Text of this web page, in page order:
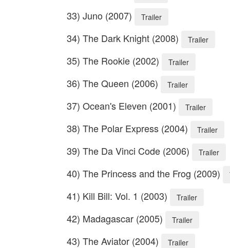
33) Juno (2007) Trailer
34) The Dark Knight (2008) Trailer
35) The Rookie (2002) Trailer
36) The Queen (2006) Trailer
37) Ocean's Eleven (2001) Trailer
38) The Polar Express (2004) Trailer
39) The Da Vinci Code (2006) Trailer
40) The Princess and the Frog (2009)
41) Kill Bill: Vol. 1 (2003) Trailer
42) Madagascar (2005) Trailer
43) The Aviator (2004) Trailer